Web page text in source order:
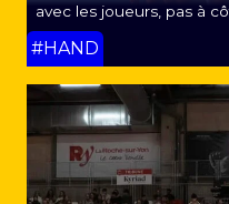
avec les joueurs, pas à
#HAND